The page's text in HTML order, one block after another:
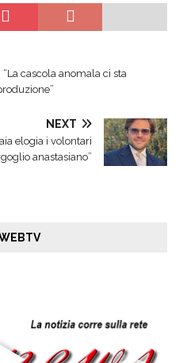
cascola anomala ci sta
NEXT
elogia i volontari
anastasiano”